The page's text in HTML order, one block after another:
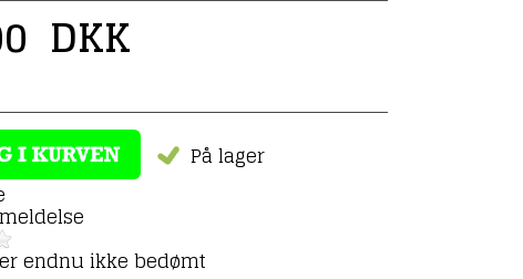
DKK
På lager
endnu ikke bedømt